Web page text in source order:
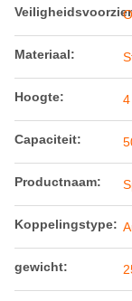
Materiaal:
Hoogte:
Capaciteit:
Productnaam:
Koppelingstype:
gewicht: